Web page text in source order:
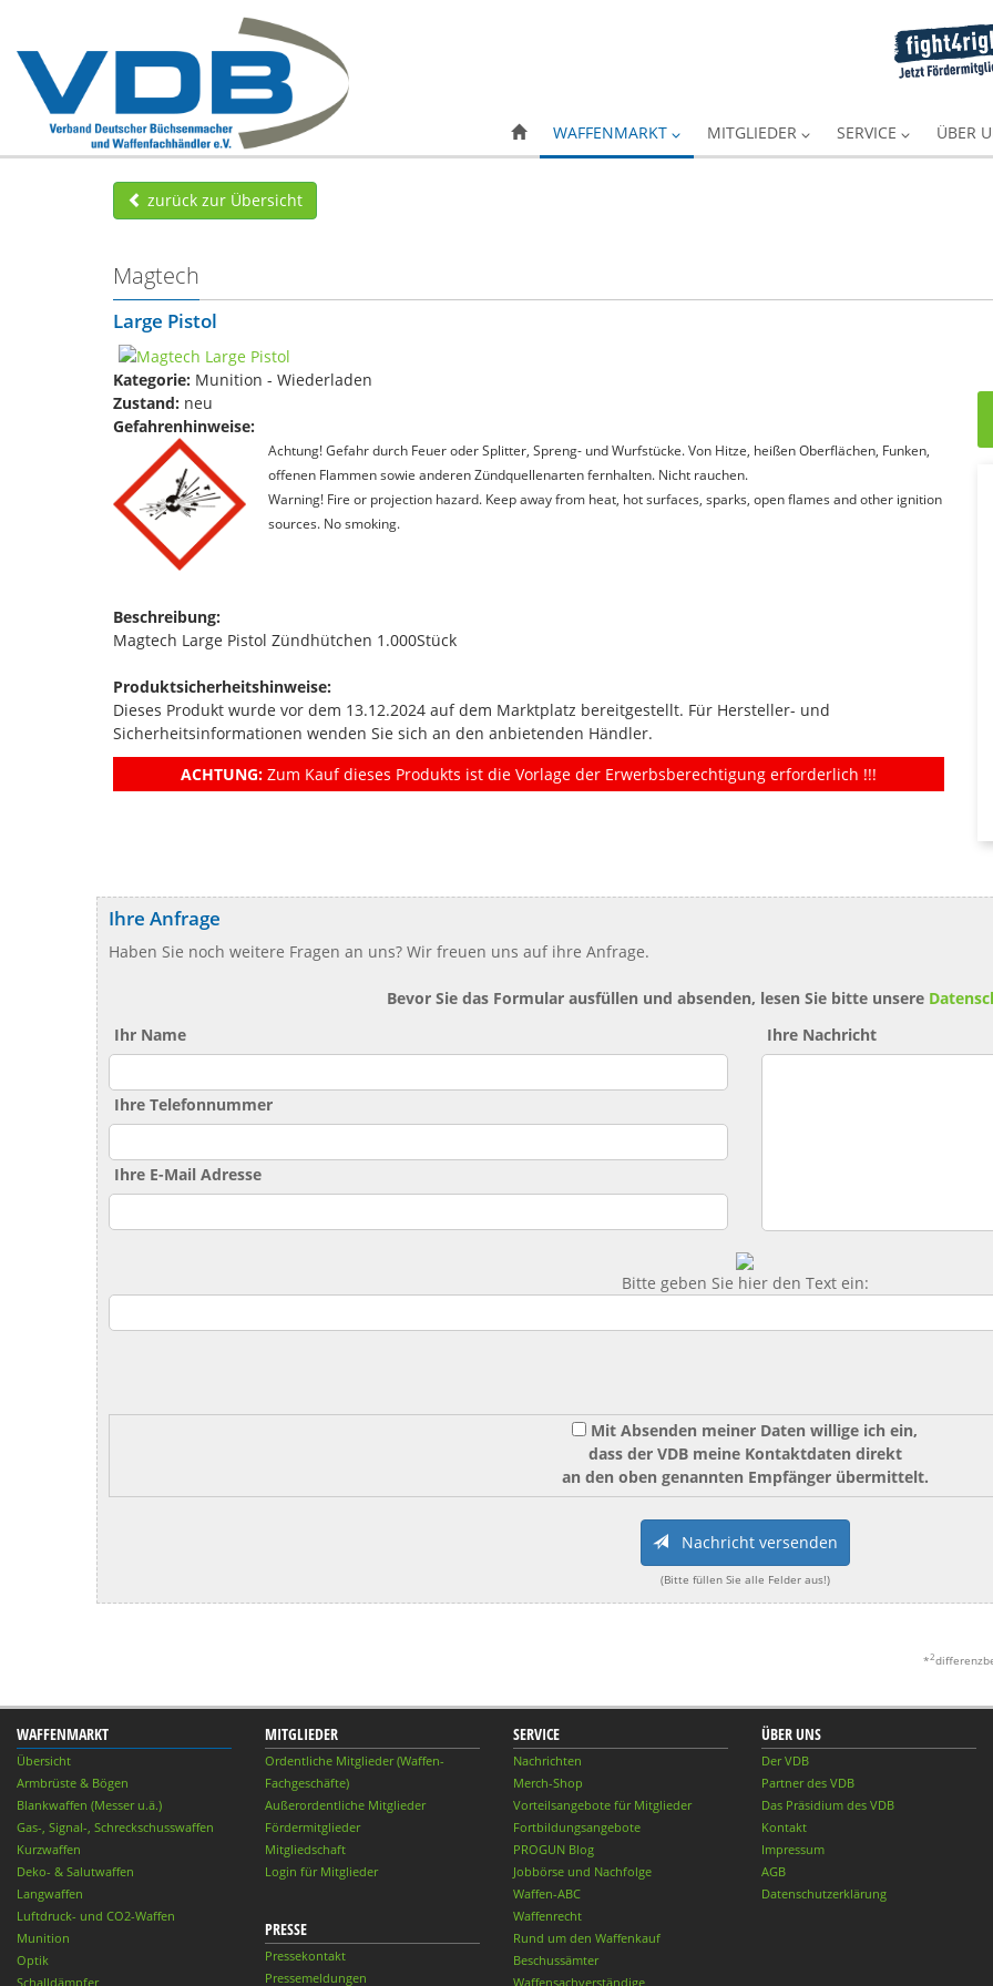
WAFFENMARKT MITGLIEDER SERVICE ÜBER
zurück zur Übersicht
Magtech
Large Pistol
Kategorie: Munition - Wiederladen
Zustand: neu
Gefahrenhinweise:
Achtung! Gefahr durch Feuer oder Splitter, Spreng- und Wurfstücke. Von Hitze, heißen Oberflächen, Funken,
offenen Flammen sowie anderen Zündquellenarten fernhalten. Nicht rauchen.
Warning! Fire or projection hazard. Keep away from heat, hot surfaces, sparks, open flames and other ignition
sources. No smoking.
Beschreibung:
Magtech Large Pistol Zündhütchen 1.000Stück
Produktsicherheitshinweise:
Dieses Produkt wurde vor dem 13.12.2024 auf dem Marktplatz bereitgestellt. Für Hersteller- und
Sicherheitsinformationen wenden Sie sich an den anbietenden Händler.
ACHTUNG: Zum Kauf dieses Produkts ist die Vorlage der Erwerbsberechtigung erforderlich !!!
Ihre Anfrage
Haben Sie noch weitere Fragen an uns? Wir freuen uns auf ihre Anfrage.
Bevor Sie das Formular ausfüllen und absenden, lesen Sie bitte unsere
Ihr Name
Ihre Telefonnummer
Ihre E-Mail Adresse
Ihre Nachricht
Bitte geben Sie hier den Text ein:
Mit Absenden meiner Daten willige ich ein,
dass der VDB meine Kontaktdaten direkt
an den oben genannten Empfänger übermittelt.
Nachricht versenden
(Bitte füllen Sie alle Felder aus!)
*2
WAFFENMARKT
Übersicht
Armbrüste & Bögen
Blankwaffen (Messer u.ä.)
Gas-, Signal-, Schreckschusswaffen
Kurzwaffen
Deko- & Salutwaffen
Langwaffen
Luftdruck- und CO2-Waffen
Munition
Optik
Schalldämpfer
MITGLIEDER
Ordentliche Mitglieder (Waffen-
Fachgeschäfte)
Außerordentliche Mitglieder
Fördermitglieder
Mitgliedschaft
Login für Mitglieder
PRESSE
Pressekontakt
Pressemeldungen
SERVICE
Nachrichten
Merch-Shop
Vorteilsangebote für Mitglieder
Fortbildungsangebote
PROGUN Blog
Jobbörse und Nachfolge
Waffen-ABC
Waffenrecht
Rund um den Waffenkauf
Beschussämter
Waffensachverständige
ÜBER UNS
Der VDB
Partner des VDB
Das Präsidium des VDB
Kontakt
Impressum
AGB
Datenschutzerklärung